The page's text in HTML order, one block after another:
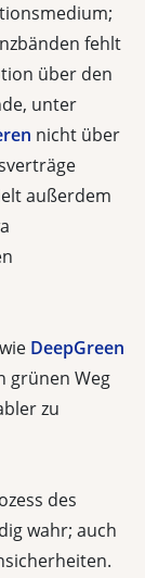
fehlt
über den
unter
nicht über
außerdem
DeepGreen
grünen Weg
zu
des
wahr; auch